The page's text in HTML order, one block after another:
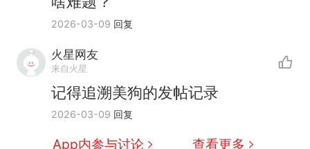
2026-03-09 回复
火星网友
来自火星
记得追溯美狗的发帖记录
2026-03-09 回复
App内参与讨论 查看更多